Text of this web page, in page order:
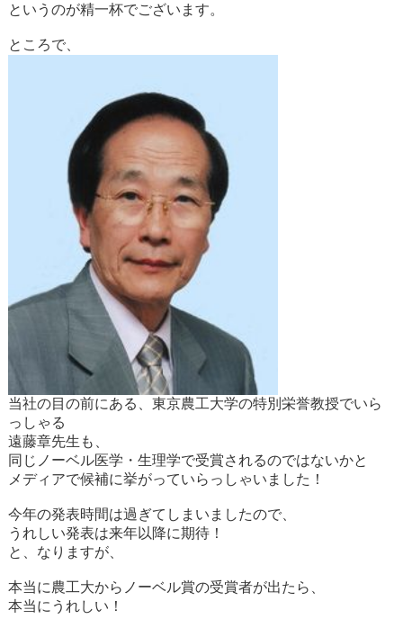
というのが精一杯でございます。
ところで、
当社の目の前にある、東京農工大学の特別栄誉教授でいら
っしゃる
遠藤章先生も、
同じノーベル医学・生理学で受賞されるのではないかと
メディアで候補に挙がっていらっしゃいました！
今年の発表時間は過ぎてしまいましたので、
うれしい発表は来年以降に期待！
と、なりますが、
本当に農工大からノーベル賞の受賞者が出たら、
本当にうれしい！